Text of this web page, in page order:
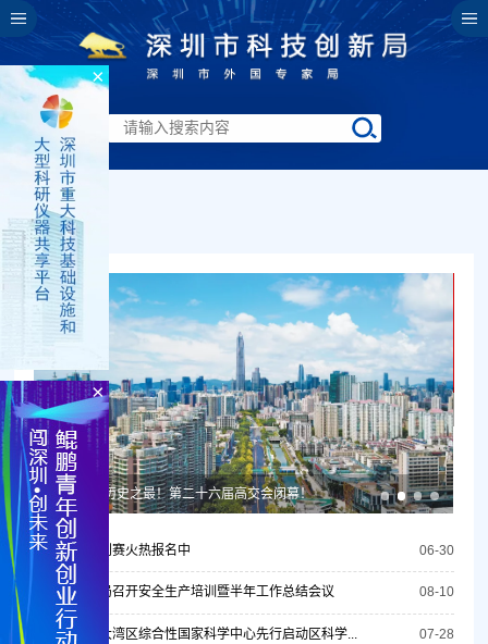
×
×
工作要闻
1200亿！历史之最！第二十六届高交会闭幕！
第十八届深创赛火热报名中 06-30
市科技创新局召开安全生产培训暨半年工作总结会议 08-10
深莞协同！大湾区综合性国家科学中心先行启动区科学... 07-28